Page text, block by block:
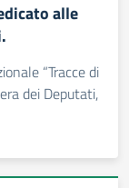
alle
“Tracce di
dei Deputati,